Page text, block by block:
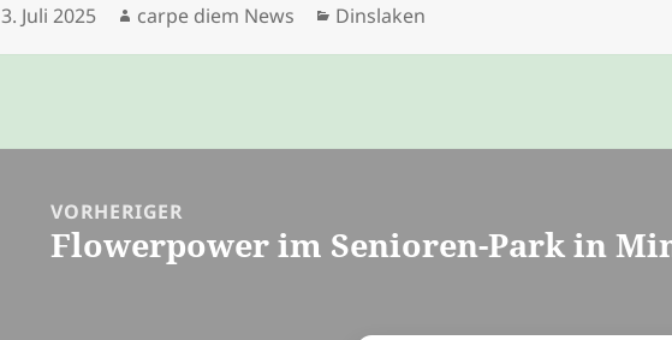
Veröffentlicht
3. Juli 2025 Autor
carpe diem News Kategorien
Dinslaken
VORHERIGER
Vorheriger
Flowerpower im Senioren-Park in